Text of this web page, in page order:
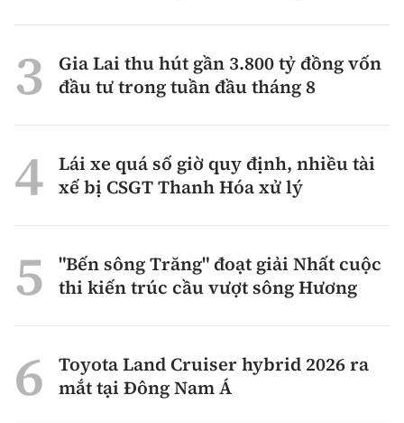
Gia Lai thu hút gần 3.800 tỷ đồng vốn
đầu tư trong tuần đầu tháng 8
Lái xe quá số giờ quy định, nhiều tài
xế bị CSGT Thanh Hóa xử lý
"Bến sông Trăng" đoạt giải Nhất cuộc
thi kiến trúc cầu vượt sông Hương
Toyota Land Cruiser hybrid 2026 ra
mắt tại Đông Nam Á